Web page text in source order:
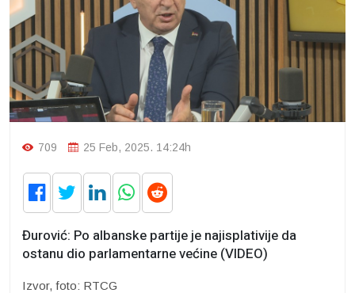
709 25 Feb, 2025. 14:24h
Đurović: Po albanske partije je najisplativije da
ostanu dio parlamentarne većine (VIDEO)
Izvor, foto: RTCG